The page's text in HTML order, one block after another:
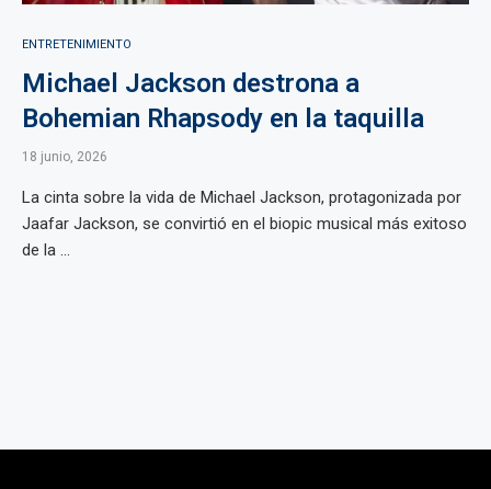
ENTRETENIMIENTO
Michael Jackson destrona a
Bohemian Rhapsody en la taquilla
18 junio, 2026
La cinta sobre la vida de Michael Jackson, protagonizada por
Jaafar Jackson, se convirtió en el biopic musical más exitoso
de la ...